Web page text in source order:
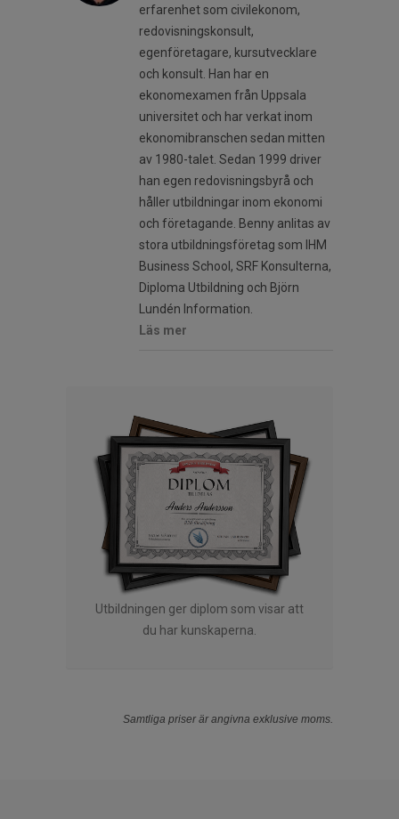
erfarenhet som civilekonom,
redovisningskonsult,
egenföretagare, kursutvecklare
och konsult. Han har en
ekonomexamen från Uppsala
universitet och har verkat inom
ekonomibranschen sedan mitten
av 1980-talet. Sedan 1999 driver
han egen redovisningsbyrå och
håller utbildningar inom ekonomi
och företagande. Benny anlitas av
stora utbildningsföretag som IHM
Business School, SRF Konsulterna,
Diploma Utbildning och Björn
Lundén Information.
Läs mer
Utbildningen ger diplom som visar att
du har kunskaperna.
Samtliga priser är angivna exklusive moms.